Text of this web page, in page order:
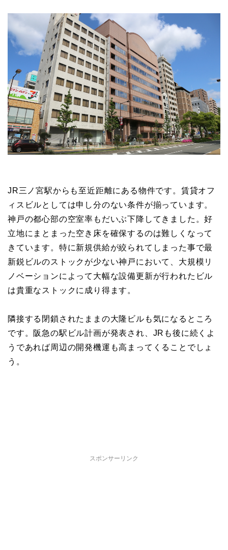
JR三ノ宮駅からも至近距離にある物件です。賃貸オフ
ィスビルとしては申し分のない条件が揃っています。
神戸の都心部の空室率もだいぶ下降してきました。好
立地にまとまった空き床を確保するのは難しくなって
きています。特に新規供給が絞られてしまった事で最
新鋭ビルのストックが少ない神戸において、大規模リ
ノベーションによって大幅な設備更新が行われたビル
は貴重なストックに成り得ます。
隣接する閉鎖されたままの大隆ビルも気になるところ
です。阪急の駅ビル計画が発表され、JRも後に続くよ
うであれば周辺の開発機運も高まってくることでしょ
う。
スポンサーリンク